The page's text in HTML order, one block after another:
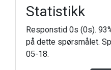
Statistikk
Responstid 0s (0s).
på dette spørsmålet.
05-18.